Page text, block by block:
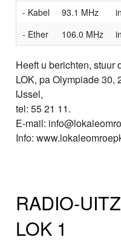
- Kabel 93.1 MHz
- Ether
106.0 MHz
Heeft u berichten, stuur
LOK, pa Olympiade 30,
IJssel,
tel: 55 21 11.
E-mail:
Info:
RADIO-
LOK 1